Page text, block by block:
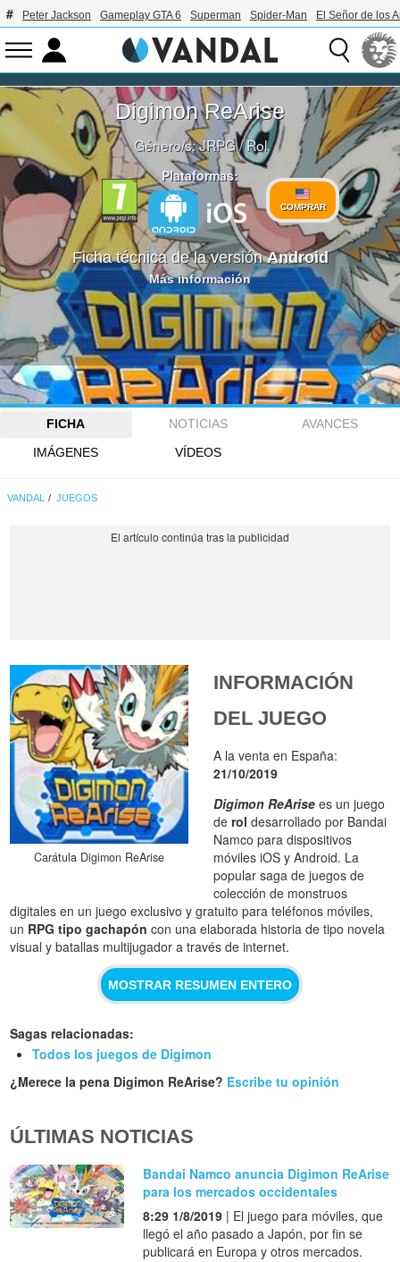
Peter Jackson Gameplay GTA 6 Superman Spider-Man El Señor de los
Digimon ReArise
Género/s:JRPG/Rol
Plataformas:
COMPRAR
Ficha técnica de la versiónAndroid
Más información
FICHA NOTICIAS
AVANCES
IMÁGENES
VÍDEOS
VANDAL JUEGOS
Carátula Digimon ReArise
INFORMACIÓN
DEL JUEGO
A la venta en España:
21/10/2019
Digimon ReArise es un juego
derol desarrollado por Bandai
Namco para dispositivos
móviles iOS y Android. La
popular saga de juegos de
colección de monstruos
digitales en un juego exclusivo y gratuito para teléfonos móviles,
un RPG tipo gachapón con una elaborada historia de tipo novela
visual y batallas multijugador a través de internet.
MOSTRAR RESUMEN ENTERO
Sagas relacionadas:
Todos los juegos de Digimon
¿Merece la pena Digimon ReArise? Escribe tu opinión
ÚLTIMAS NOTICIAS
Bandai Namco anuncia Digimon ReArise
para los mercados occidentales
8:29 1/8/2019 | El juego para móviles, que
llegó el año pasado a Japón, por fin se
publicará en Europa y otros mercados.